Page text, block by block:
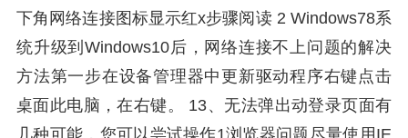
下角网络连接图标显示红x步骤阅读 2 Windows78系
统升级到Windows10后，网络连接不上问题的解决
方法第一步在设备管理器中更新驱动程序右键点击
桌面此电脑，在右键。 13、无法弹出动登录页面有